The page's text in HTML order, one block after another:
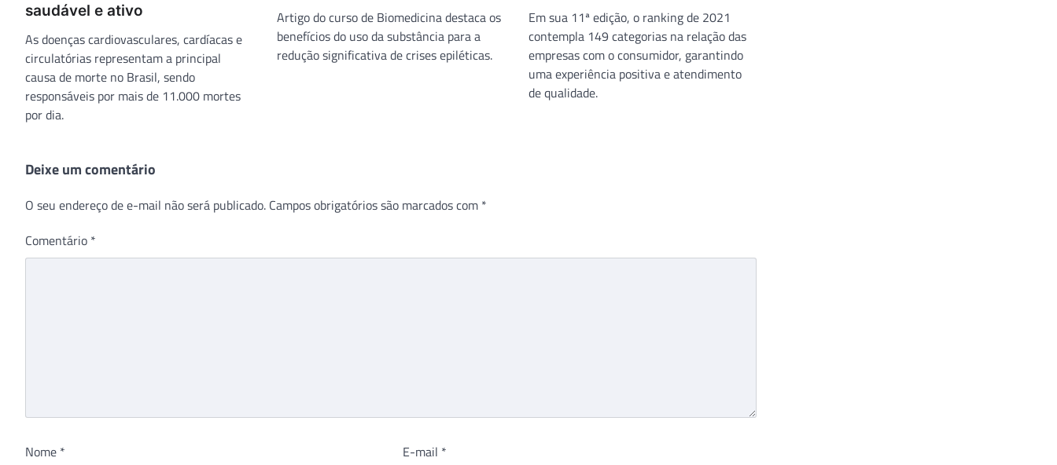
saudável e ativo
As doenças cardiovasculares, cardíacas e
circulatórias representam a principal
causa de morte no Brasil, sendo
responsáveis por mais de 11.000 mortes
por dia.
Artigo do curso de Biomedicina destaca os
benefícios do uso da substância para a
redução significativa de crises epiléticas.
Em sua 11ª edição, o ranking de 2021
contempla 149 categorias na relação das
empresas com o consumidor, garantindo
uma experiência positiva e atendimento
de qualidade.
Deixe um comentário
O seu endereço de e-mail não será publicado. Campos obrigatórios são marcados com *
Comentário *
Nome * E-mail *